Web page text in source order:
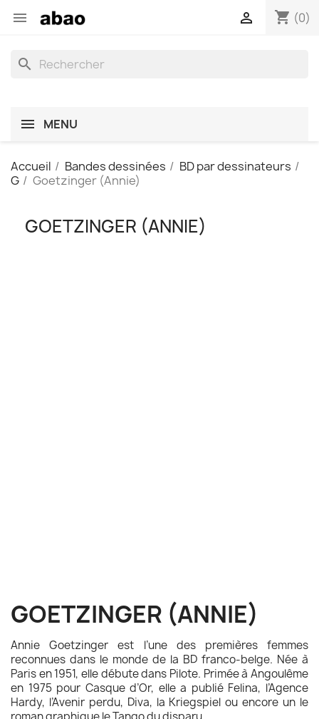
 shopping_cart (0)

search
MENU
Accueil Bandes dessinées
BD par dessinateurs
G
Goetzinger (Annie)
GOETZINGER (ANNIE)
GOETZINGER (ANNIE)
Annie Goetzinger est l’une des premières femmes
reconnues dans le monde de la BD franco-belge. Née à
Paris en 1951, elle débute dans Pilote. Primée à Angoulême
en 1975 pour Casque d’Or, elle a publié Felina, l’Agence
Hardy, l’Avenir perdu, Diva, la Kriegspiel ou encore un le